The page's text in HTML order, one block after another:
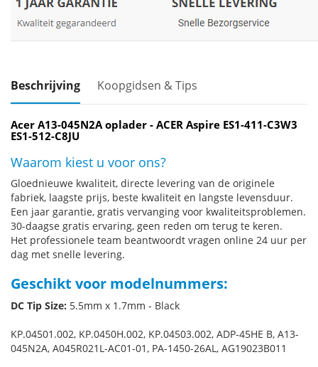
Beschrijving Koopgidsen & Tips
Acer A13-045N2A oplader - ACER Aspire ES1-411-C3W3
ES1-512-C8JU
Waarom kiest u voor ons?
Gloednieuwe kwaliteit, directe levering van de originele
fabriek, laagste prijs, beste kwaliteit en langste levensduur.
Een jaar garantie, gratis vervanging voor kwaliteitsproblemen.
30-daagse gratis ervaring, geen reden om terug te keren.
Het professionele team beantwoordt vragen online 24 uur per
dag met snelle levering.
Geschikt voor modelnummers:
DC Tip Size: 5.5mm x 1.7mm - Black
KP.04501.002, KP.0450H.002, KP.04503.002, ADP-45HE B, A13-
045N2A, A045R021L-AC01-01, PA-1450-26AL, AG19023B011